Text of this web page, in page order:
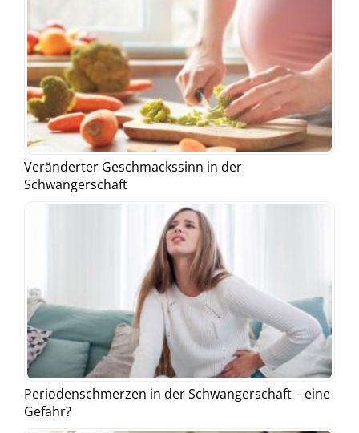
Veränderter Geschmackssinn in der
Schwangerschaft
Periodenschmerzen in der Schwangerschaft – eine
Gefahr?